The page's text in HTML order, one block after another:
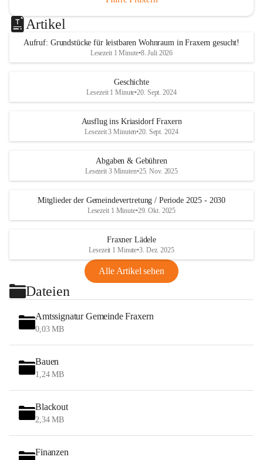
Artikel
Aufruf: Grundstücke für leistbaren Wohnraum in Fraxern gesucht!
Lesezeit 1 Minute•8. Juli 2026
Geschichte
Lesezeit 1 Minute•20. Sept. 2024
Ausflug ins Kriasidorf Fraxern
Lesezeit 3 Minuten•20. Sept. 2024
Abgaben & Gebühren
Lesezeit 3 Minuten•25. Nov. 2025
Mitglieder der Gemeindevertretung / Periode 2025 - 2030
Lesezeit 1 Minute•29. Okt. 2025
Fraxner Lädele
Lesezeit 1 Minute•3. Dez. 2025
Alle Artikel sehen
Dateien
Amtssignatur Gemeinde Fraxern
0,03 MB
Bauen
1,24 MB
Blackout
2,34 MB
Finanzen